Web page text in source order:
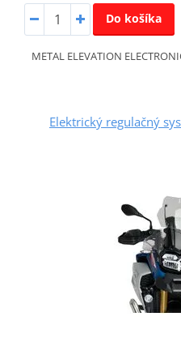
Do košíka
METAL ELEVATION
Elektrický regulačný